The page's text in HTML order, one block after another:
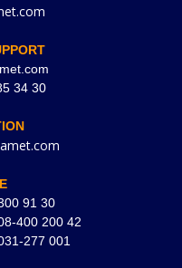
34 30
91 30
400 200 42
277 001